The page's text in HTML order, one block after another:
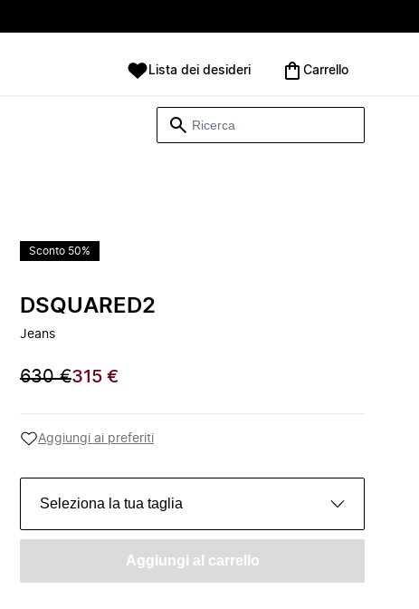
Lista dei desideri Carrello
Sconto 50%
DSQUARED2
Jeans
630 €315 €
Aggiungi ai preferiti
Seleziona la tua taglia
Aggiungi al carrello